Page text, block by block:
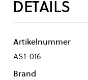
DETAILS
Artikelnummer
AS1-016
Brand